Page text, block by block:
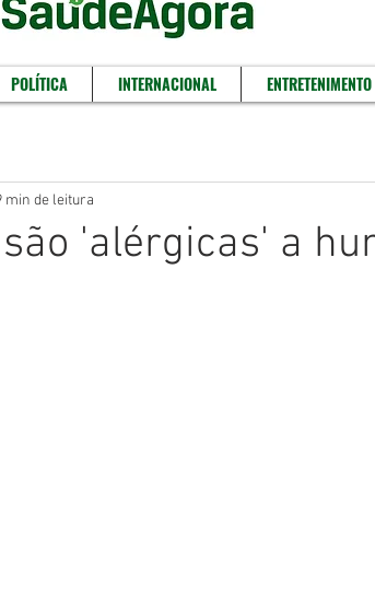
POLÍTICA INTERNACIONAL ENTRETENIMENTO
'alérgicas' a
min de leitura